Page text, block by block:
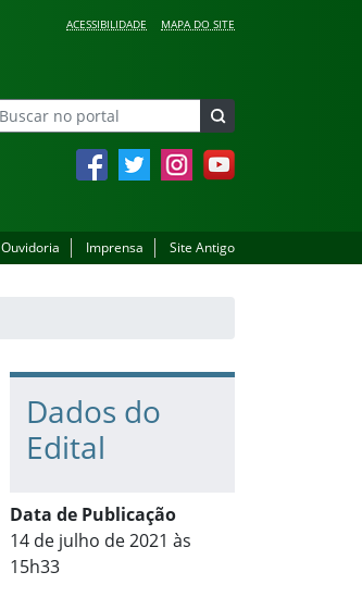
ACESSIBILIDADE MAPA DO SITE
Facebook Twitter InstagramYouTube
Ouvidoria Imprensa Site Antigo
Dados do
Edital
Data de Publicação
14 de julho de 2021 às
15h33